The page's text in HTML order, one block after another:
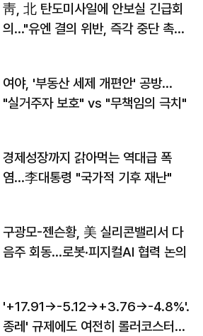
靑, 北 탄도미사일에 안보실 긴급회
의…"유엔 결의 위반, 즉각 중단 촉
여야, '부동산 세제 개편안' 공방…
"실거주자 보호" vs "무책임의 극치"
경제성장까지 갉아먹는 역대급 폭
염…李대통령 "국가적 기후 재난"
구광모-젠슨황, 美 실리콘밸리서 다
음주 회동…로봇·피지컬AI 협력 논의
'+17.91→-5.12→+3.76→-4.8%'…'
종레' 규제에도 여전히 롤러코스터